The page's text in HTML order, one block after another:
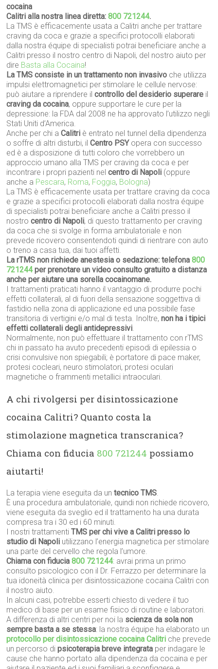
cocaina
Calitri alla nostra linea diretta:800 721244.
La TMS è efficacemente usata a Calitri anche per trattare
craving da coca e grazie a specifici protocolli elaborati
dalla nostra équipe di specialisti potrai beneficiare anche a
Calitri presso il nostro centro di Napoli, del nostro aiuto per
dire Basta alla Cocaina!
La TMS consiste in un trattamento non invasivo che utilizza
impulsi elettromagnetici per stimolare le cellule nervose:
può aiutare a riprendere ilcontrollo del desiderio superare il
craving da cocaina, oppure supportare le cure per la
depressione: la FDA dal 2008 ne ha approvato l’utilizzo negli
Stati Uniti d’America.
Anche per chi aCalitri è entrato nel tunnel della dipendenza
o soffre di altri disturbi, ilCentro PSYopera con successo
ed è a disposizione di tutti coloro che vorrebbero un
approccio umano alla TMS per craving da coca e per
incontrare i propri pazienti nelcentro di Napoli (oppure
anche a Pescara, Roma, Foggia, Bologna)
La TMS è efficacemente usata per trattare craving da coca
e grazie a specifici protocolli elaborati dalla nostra équipe
di specialisti potrai beneficiare anche a Calitri presso il
nostrocentro di Napoli, di questo trattamento per craving
da coca che si svolge in forma ambulatoriale e non
prevede ricovero consentendoti quindi di rientrare con auto
o treno a casa tua, dai tuoi affetti.
La rTMS non richiede anestesia o sedazione: telefona800
721244per prenotare un video consulto gratuito a distanza
anche per aiutare una sorella cocainomane.
I trattamenti praticati hanno il vantaggio di produrre pochi
effetti collaterali, al di fuori della sensazione soggettiva di
fastidio nella zona di applicazione ed una possibile fase
transitoria di vertigini e/o mal di testa. Inoltre,non ha i tipici
effetti collaterali degli antidepressivi.
Normalmente, non può effettuare il trattamento con rTMS
chi in passato ha avuto precedenti episodi di epilessia o
crisi convulsive non spiegabili; è portatore di pace maker,
protesi cocleari, neuro stimolatori, protesi oculari
magnetiche o frammenti metallici intraoculari.
A chi rivolgersi per disintossicazione
cocaina Calitri? Quanto costa la
stimolazione magnetica transcranica?
Chiama con fiducia 800 721244 possiamo
aiutarti!
La terapia viene eseguita da untecnico TMS.
È una procedura ambulatoriale, quindi non richiede ricovero,
viene eseguita da sveglio ed il trattamento ha una durata
compresa tra i 30 ed i 60 minuti.
I nostri trattamentiTMS per chi vive a Calitri presso lo
studio di Napoli utilizzano l’energia magnetica per stimolare
una parte del cervello che regola l’umore.
Chiama con fiducia800 721244: avrai prima un primo
consulto psicologico con il Dr. Ferrazzo per determinare la
tua idoneità clinica per disintossicazione cocaina Calitri con
il nostro aiuto.
In alcuni casi, potrebbe esserti chiesto di vedere il tuo
medico di base per un esame fisico di routine e laboratori.
A differenza di altri centri per noi la scienza da sola non
sempre basta a se stessa: la nostra équipe ha elaborato un
protocollo per disintossicazione cocaina Calitri che prevede
un percorso dipsicoterapia breve integrata per indagare le
cause che hanno portato alla dipendenza da cocaina e per